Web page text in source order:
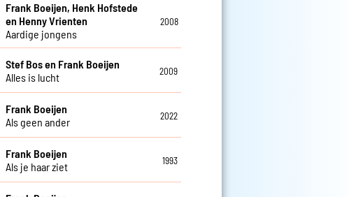
Frank Boeijen, Henk Hofstede
en Henny Vrienten
Aardige jongens
2008
Stef Bos en Frank Boeijen
Alles is lucht
2009
Frank Boeijen
Als geen ander
2022
Frank Boeijen
Als je haar ziet
1993